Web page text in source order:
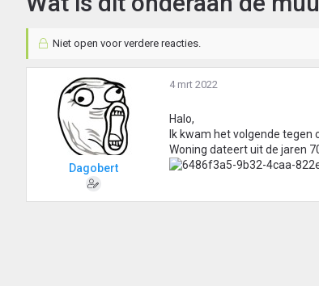
Niet open voor verdere reacties.
Dagobert
4 mrt 2022
Halo,
Ik kwam het volgende
Woning dateert uit de jaren